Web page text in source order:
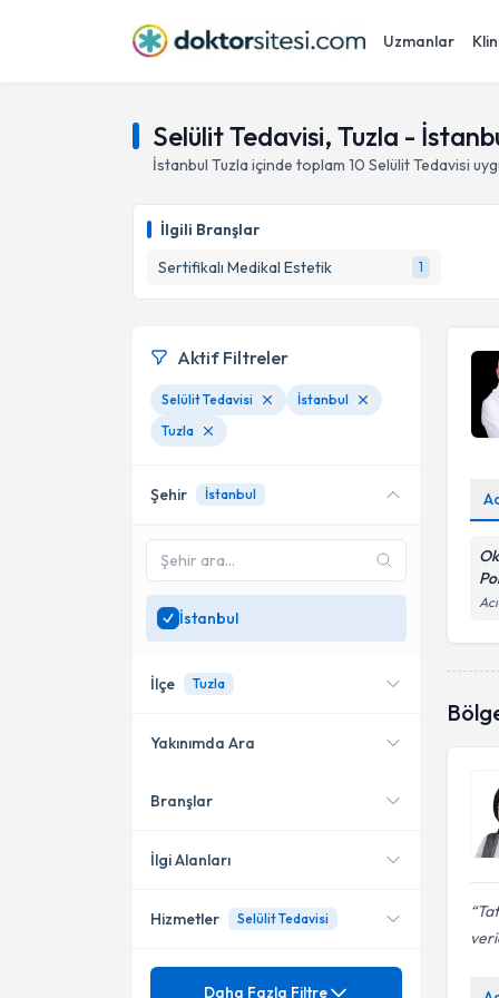
Uzmanlar
Selülit Tedavisi, Tuzla -
İstanbul Tuzla içinde toplam 10 Selülit Tedavisi
İlgili Branşlar
Sertifikalı Medikal Estetik
1
Aktif Filtreler
Selülit Tedavisi
İstanbul
Tuzla
Şehir İstanbul
İstanbul
İlçe Tuzla
Kadıköy
Şişli
Yakınımda Ara
Konumuma yakın uzmanları
Branşlar
Sertifikalı Medikal Estetik
İlgi Alanları
Akne tedavisi
Hizmetler Selülit Tedavisi
Mezuniyet
Daha Fazla Filtre